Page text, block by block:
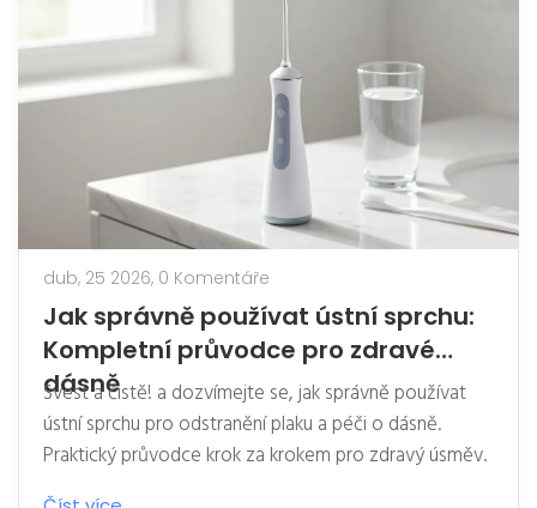
dub, 25 2026, 0 Komentáře
Jak správně používat ústní sprchu:
Kompletní průvodce pro zdravé
dásně
Svest a čistě! a dozvímejte se, jak správně používat
ústní sprchu pro odstranění plaku a péči o dásně.
Praktický průvodce krok za krokem pro zdravý úsměv.